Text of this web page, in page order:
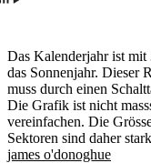
Das Kalenderjahr ist mit
das Sonnenjahr. Dieser
muss durch einen
Die Grafik ist nicht
vereinfachen. Die
Sektoren sind daher
james o'donoghue